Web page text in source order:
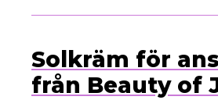
Solkräm för
från Beauty of